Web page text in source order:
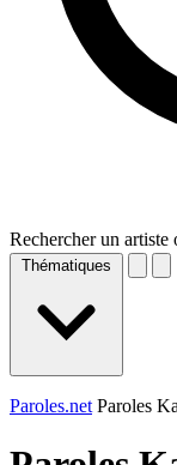
Rechercher un artiste
Thématiques
Paroles.net Paroles